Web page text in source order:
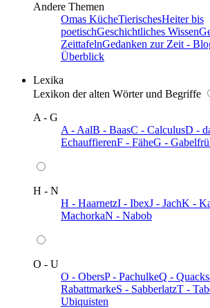
Andere Themen
Omas KücheTierischesHeiter bis
poetischGeschichtliches Wissen
ZeittafelnGedanken zur Zeit -
Überblick
Lexika
Lexikon der alten Wörter und Begriffe
A - G
A - AalB - BaasC - CalculusD -
EchauffierenF - FäheG -
H - N
H - HaarnetzI - IbexJ - JachK -
MachorkaN - Nabob
O - U
O - ObersP - PachulkeQ -
RabattmarkeS - SabberlatzT -
Ubiquisten